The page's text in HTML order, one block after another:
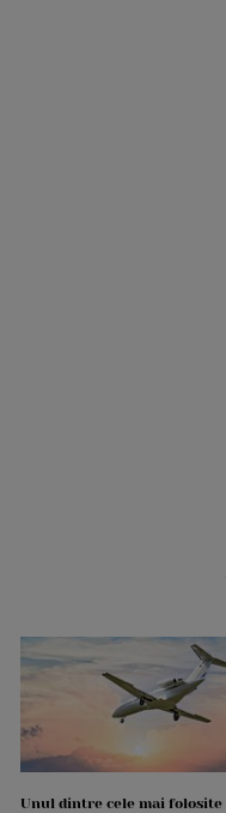
Unul dintre cele mai folosite